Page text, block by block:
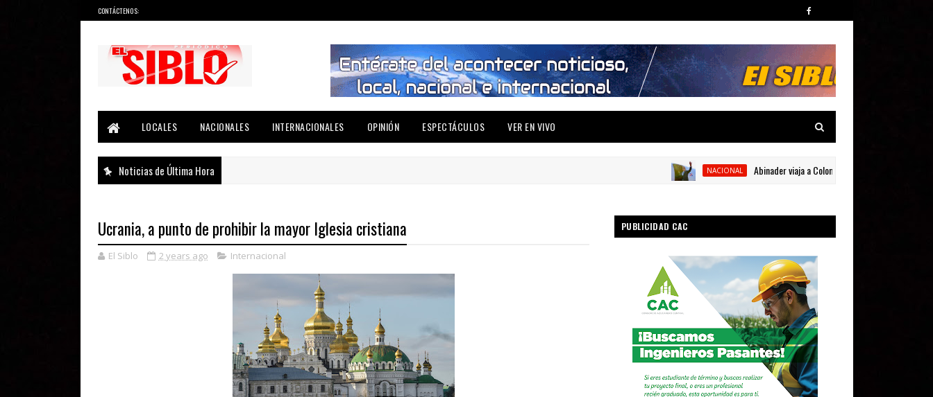
CONTÁCTENOS:
LOCALES
NACIONALES INTERNACIONALES OPINIÓN ESPECTÁCULOS VER EN VIVO
Noticias de Última Hora NACIONAL Abinader viaja a Colombia para participar en la toma
Ucrania, a punto de prohibir la mayor Iglesia cristiana
El Siblo 2 years ago Internacional
PUBLICIDAD CAC